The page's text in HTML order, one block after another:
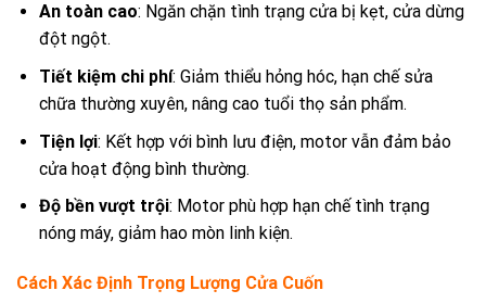
An toàn cao: Ngăn chặn tình trạng cửa bị kẹt, cửa dừng
đột ngột.
Tiết kiệm chi phí: Giảm thiểu hỏng hóc, hạn chế sửa
chữa thường xuyên, nâng cao tuổi thọ sản phẩm.
Tiện lợi: Kết hợp với bình lưu điện, motor vẫn đảm bảo
cửa hoạt động bình thường.
Độ bền vượt trội: Motor phù hợp hạn chế tình trạng
nóng máy, giảm hao mòn linh kiện.
Cách Xác Định Trọng Lượng Cửa Cuốn